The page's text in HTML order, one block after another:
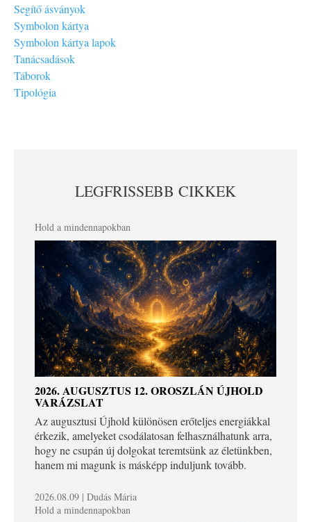
Segítő ásványok
Symbolon kártya
Symbolon kártya lapok
Tanácsadások
Táborok
Tipológia
LEGFRISSEBB CIKKEK
Hold a mindennapokban
2026. AUGUSZTUS 12. OROSZLÁN ÚJHOLD
VARÁZSLAT
Az augusztusi Újhold különösen erőteljes energiákkal
érkezik, amelyeket csodálatosan felhasználhatunk arra,
hogy ne csupán új dolgokat teremtsünk az életünkben,
hanem mi magunk is másképp induljunk tovább.
2026.08.09 | Dudás Mária
Hold a mindennapokban